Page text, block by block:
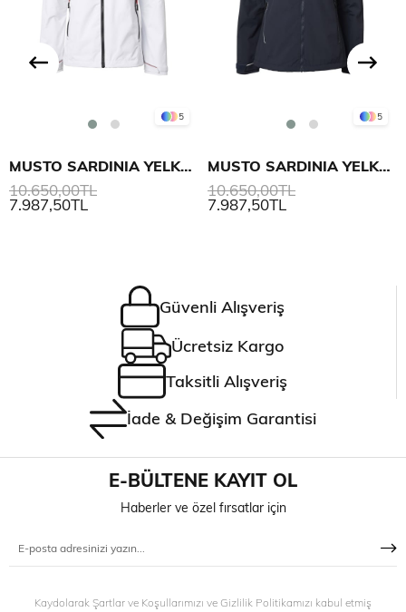
5
MUSTO SARDINIA YELKEN MONT 2.0 KADIN
7.987,50TL
10.650,00TL
5
MUSTO SARDINIA YELKEN MONT 2.0 KADIN
7.987,50TL
10.650,00TL
Güvenli Alışveriş
Ücretsiz Kargo
Taksitli Alışveriş
İade & Değişim Garantisi
E-BÜLTENE KAYIT OL
Haberler ve özel fırsatlar için
Kaydolarak Şartlar ve Koşullarımızı ve Gizlilik Politikamızı kabul etmiş